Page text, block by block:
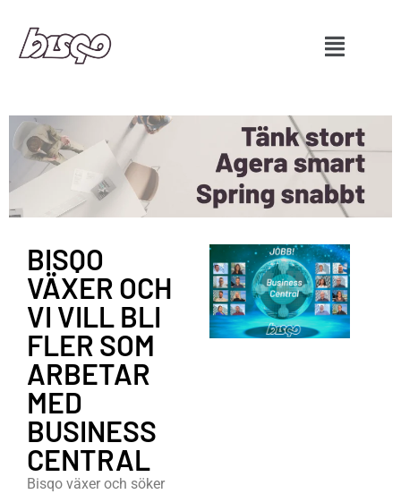
BISQO
VÄXER OCH
VI VILL BLI
FLER SOM
ARBETAR
MED
BUSINESS
CENTRAL
Bisqo växer och söker